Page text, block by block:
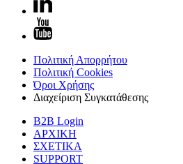
Πολιτική Απορρήτου
Πολιτική Cookies
Όροι Χρήσης
Διαχείριση Συγκατάθεσης
B2B Login
ΑΡΧΙΚΗ
ΣΧΕΤΙΚΑ
SUPPORT